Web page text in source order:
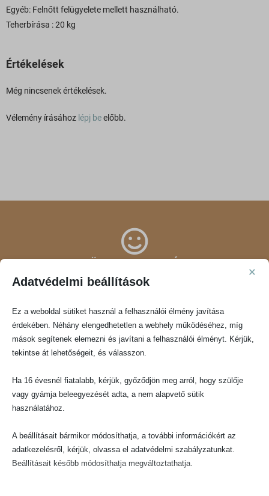
Egyéb: Felnőtt felügyelete mellett használható.
Teherbírása : 20 kg
Értékelések
Még nincsenek értékelések.
Vélemény írásához lépj beelőbb.
KÖZEL 4000 CSALÁD
lelte örömét termékeinkben, Téged is várunk szeretettel!
GYORS KISZÁLLÍTÁS
készleten lévő termékeink akár másnap Nálad lehetnek!
Adatvédelmi beállítások
×
Ez a weboldal sütiket használ a felhasználói élmény javítása
érdekében. Néhány elengedhetetlen a webhely működéséhez, míg
mások segítenek elemezni és javítani a felhasználói élményt. Kérjük,
tekintse át lehetőségeit, és válasszon.
Ha 16 évesnél fiatalabb, kérjük, győződjön meg arról, hogy szülője
vagy gyámja beleegyezését adta, a nem alapvető sütik
használatához.
A beállításait bármikor módosíthatja, a további információkért az
adatkezelésről, kérjük, olvassa el adatvédelmi szabályzatunkat.
Beállításait később módosíthatja megváltoztathatja.